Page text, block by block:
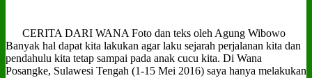
CERITA DARI WANA Foto dan teks oleh Agung Wibowo
Banyak hal dapat kita lakukan agar laku sejarah perjalanan kita dan
pendahulu kita tetap sampai pada anak cucu kita. Di Wana
Posangke, Sulawesi Tengah (1-15 Mei 2016) saya hanya melakukan